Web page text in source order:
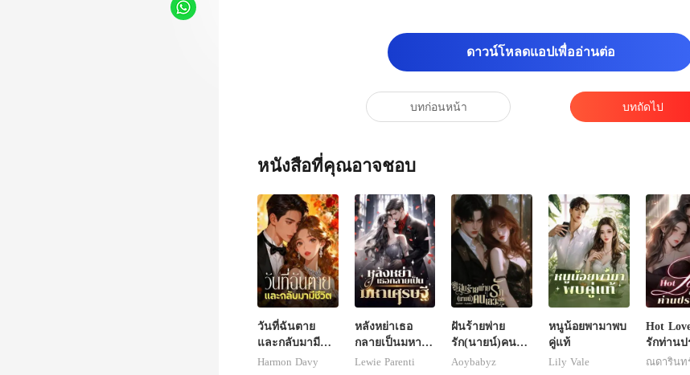
ดาวน์โหลดแอปเพื่ออ่านต่อ
บทก่อนหน้า บทถัดไป
หนังสือที่คุณอาจชอบ
วันที่ฉันตาย
และกลับมามี
ชีวิต
Harmon Davy
หลังหย่าเธอ
กลายเป็นมหา
เศรษฐี
Lewie Parenti
ฝันร้ายพ่าย
รัก(นายน์)คน
เลว
Aoybabyz
หนูน้อยพามาพบ
คู่แท้
Lily Vale
Hot
รักท่านป
ณดารินท